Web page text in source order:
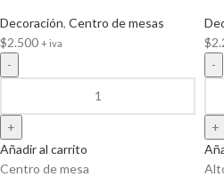
Decoración, Centro de mesas
$2.500 + iva
Añadir al carrito
Centro de mesa
$